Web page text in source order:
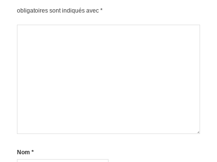
obligatoires sont indiqués avec *
Nom *